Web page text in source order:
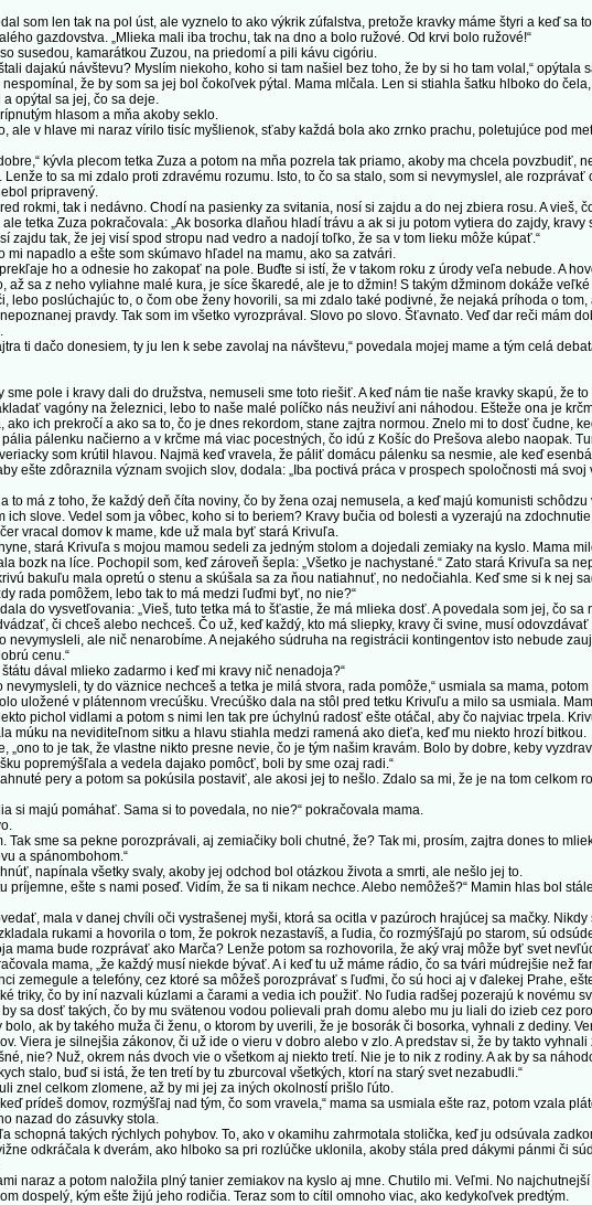
som len tak na pol úst, ale vyznelo to ako výkrik zúfalstva, pretože kravky máme štyri a keď sa
gazdovstva. „Mlieka mali iba trochu, tak na dno a bolo ružové. Od krvi bolo ružové!“
susedou, kamarátkou Zuzou, na priedomí a pili kávu cigóriu.
dajakú návštevu? Myslím niekoho, koho si tam našiel bez toho, že by si ho tam volal,“ opýtala
že by som sa jej bol čokoľvek pýtal. Mama mlčala. Len si stiahla šatku hlboko do
opýtal sa jej, čo sa deje.
hlasom a mňa akoby seklo.
v hlave mi naraz vírilo tisíc myšlienok, sťaby každá bola ako zrnko prachu, poletujúce pod
kývla plecom tetka Zuza a potom na mňa pozrela tak priamo, akoby ma chcela povzbudiť,
to sa mi zdalo proti zdravému rozumu. Isto, to čo sa stalo, som si nevymyslel, ale rozprávať
pripravený.
rokmi, tak i nedávno. Chodí na pasienky za svitania, nosí si zajdu a do nej zbiera rosu. A vieš,
tetka Zuza pokračovala: „Ak bosorka dlaňou hladí trávu a ak si ju potom vytiera do zajdy,
zajdu tak, že jej visí spod stropu nad vedro a nadojí toľko, že sa v tom lieku môže kúpať.“
napadlo a ešte som skúmavo hľadel na mamu, ako sa zatvári.
ho a odnesie ho zakopať na pole. Buďte si istí, že v takom roku z úrody veľa nebude. A
sa z neho vyliahne malé kura, je síce škaredé, ale je to džmin! S takým džminom dokáže veľké
poslúchajúc to, o čom obe ženy hovorili, sa mi zdalo také podivné, že nejaká príhoda o
pravdy. Tak som im všetko vyrozprával. Slovo po slovo. Šťavnato. Veď dar reči mám
ti dačo donesiem, ty ju len k sebe zavolaj na návštevu,“ povedala mojej mame a tým celá
pole i kravy dali do družstva, nemuseli sme toto riešiť. A keď nám tie naše kravky skapú, že
vagóny na železnici, lebo to naše malé políčko nás neuživí ani náhodou. Ešteže ona je
ich prekročí a ako sa to, čo je dnes rekordom, stane zajtra normou. Znelo mi to dosť čudne,
pálenku načierno a v krčme má viac pocestných, čo idú z Košíc do Prešova alebo naopak.
som krútil hlavou. Najmä keď vravela, že páliť domácu pálenku sa nesmie, ale keď
ešte zdôraznila význam svojich slov, dodala: „Iba poctivá práca v prospech spoločnosti má
má z toho, že každý deň číta noviny, čo by žena ozaj nemusela, a keď majú komunisti schôdzu
slove. Vedel som ja vôbec, koho si to beriem? Kravy bučia od bolesti a vyzerajú na
vracal domov k mame, kde už mala byť stará Krivuľa.
stará Krivuľa s mojou mamou sedeli za jedným stolom a dojedali zemiaky na kyslo. Mama
bozk na líce. Pochopil som, keď zároveň šepla: „Všetko je nachystané.“ Zato stará Krivuľa sa
bakuľu mala opretú o stenu a skúšala sa za ňou natiahnuť, no nedočiahla. Keď sme si k nej
rada pomôžem, lebo tak to má medzi ľuďmi byť, no nie?“
do vysvetľovania: „Vieš, tuto tetka má to šťastie, že má mlieka dosť. A povedala som jej, čo sa
či chceš alebo nechceš. Čo už, keď každý, kto má sliepky, kravy či svine, musí
nevymysleli, ale nič nenarobíme. A nejakého súdruha na registrácii kontingentov isto nebude
cenu.“
dával mlieko zadarmo i keď mi kravy nič nenadoja?“
ty do väznice nechceš a tetka je milá stvora, rada pomôže,“ usmiala sa mama,
uložené v plátennom vrecúšku. Vrecúško dala na stôl pred tetku Krivuľu a milo sa usmiala.
pichol vidlami a potom s nimi len tak pre úchylnú radosť ešte otáčal, aby čo najviac trpela.
múku na neviditeľnom sitku a hlavu stiahla medzi ramená ako dieťa, keď mu niekto hrozí bitkou.
to je tak, že vlastne nikto presne nevie, čo je tým našim kravám. Bolo by dobre, keby
popremýšľala a vedela dajako pomôcť, boli by sme ozaj radi.“
pery a potom sa pokúsila postaviť, ale akosi jej to nešlo. Zdalo sa mi, že je na tom celkom
majú pomáhať. Sama si to povedala, no nie?“ pokračovala mama.
sme sa pekne porozprávali, aj zemiačiky boli chutné, že? Tak mi, prosím, zajtra dones to
a spánombohom.“
napínala všetky svaly, akoby jej odchod bol otázkou života a smrti, ale nešlo jej to.
ešte s nami poseď. Vidím, že sa ti nikam nechce. Alebo nemôžeš?“ Mamin hlas bol
mala v danej chvíli oči vystrašenej myši, ktorá sa ocitla v pazúroch hrajúcej sa mačky. Nikdy
rukami a hovorila o tom, že pokrok nezastavíš, a ľudia, čo rozmýšľajú po starom, sú
mama bude rozprávať ako Marča? Lenže potom sa rozhovorila, že aký vraj môže byť svet
mama, „že každý musí niekde bývať. A i keď tu už máme rádio, čo sa tvári múdrejšie než
zemegule a telefóny, cez ktoré sa môžeš porozprávať s ľuďmi, čo sú hoci aj v ďalekej Prahe,
triky, čo by iní nazvali kúzlami a čarami a vedia ich použiť. No ľudia radšej pozerajú k novému
sa dosť takých, čo by mu svätenou vodou polievali prah domu alebo mu ju liali do izieb cez
ak by takého muža či ženu, o ktorom by uverili, že je bosorák či bosorka, vyhnali z dediny.
Viera je silnejšia zákonov, či už ide o vieru v dobro alebo v zlo. A predstav si, že by takto
nie? Nuž, okrem nás dvoch vie o všetkom aj niekto tretí. Nie je to nik z rodiny. A ak by sa
stalo, buď si istá, že ten tretí by tu zburcoval všetkých, ktorí na starý svet nezabudli.“
znel celkom zlomene, až by mi jej za iných okolností prišlo ľúto.
prídeš domov, rozmýšľaj nad tým, čo som vravela,“ mama sa usmiala ešte raz, potom vzala
nazad do zásuvky stola.
takých rýchlych pohybov. To, ako v okamihu zahrmotala stolička, keď ju odsúvala
odkráčala k dverám, ako hlboko sa pri rozlúčke uklonila, akoby stála pred dákymi pánmi či
naraz a potom naložila plný tanier zemiakov na kyslo aj mne. Chutilo mi. Veľmi. No
dospelý, kým ešte žijú jeho rodičia. Teraz som to cítil omnoho viac, ako kedykoľvek predtým.